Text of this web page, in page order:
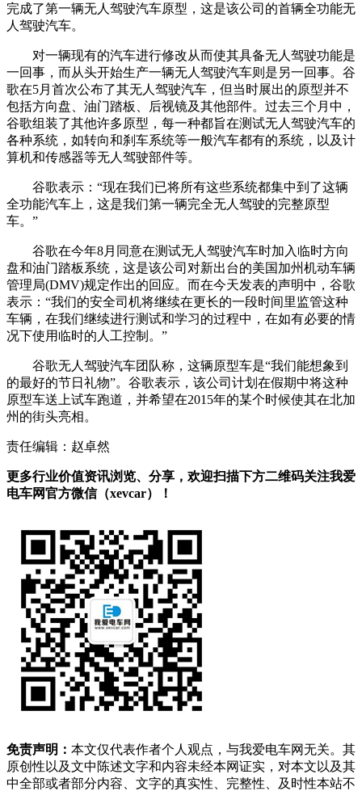
完成了第一辆无人驾驶汽车原型，这是该公司的首辆全功能无
人驾驶汽车。
对一辆现有的汽车进行修改从而使其具备无人驾驶功能是
一回事，而从头开始生产一辆无人驾驶汽车则是另一回事。谷
歌在5月首次公布了其无人驾驶汽车，但当时展出的原型并不
包括方向盘、油门踏板、后视镜及其他部件。过去三个月中，
谷歌组装了其他许多原型，每一种都旨在测试无人驾驶汽车的
各种系统，如转向和刹车系统等一般汽车都有的系统，以及计
算机和传感器等无人驾驶部件等。
谷歌表示：“现在我们已将所有这些系统都集中到了这辆
全功能汽车上，这是我们第一辆完全无人驾驶的完整原型
车。”
谷歌在今年8月同意在测试无人驾驶汽车时加入临时方向
盘和油门踏板系统，这是该公司对新出台的美国加州机动车辆
管理局(DMV)规定作出的回应。而在今天发表的声明中，谷歌
表示：“我们的安全司机将继续在更长的一段时间里监管这种
车辆，在我们继续进行测试和学习的过程中，在如有必要的情
况下使用临时的人工控制。”
谷歌无人驾驶汽车团队称，这辆原型车是“我们能想象到
的最好的节日礼物”。谷歌表示，该公司计划在假期中将这种
原型车送上试车跑道，并希望在2015年的某个时候使其在北加
州的街头亮相。
责任编辑：赵卓然
更多行业价值资讯浏览、分享，欢迎扫描下方二维码关注我爱
电车网官方微信（xevcar）！
免责声明： 本文仅代表作者个人观点，与我爱电车网无关。其
原创性以及文中陈述文字和内容未经本网证实，对本文以及其
中全部或者部分内容、文字的真实性、完整性、及时性本站不